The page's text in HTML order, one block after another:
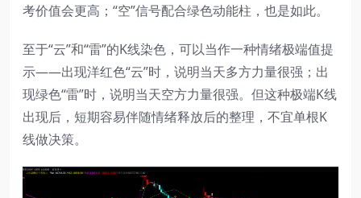
考价值会更高；“空”信号配合绿色动能柱，也是如此。
至于“云”和“雷”的K线染色，可以当作一种情绪极端值提
示——出现洋红色“云”时，说明当天多方力量很强；出
现绿色“雷”时，说明当天空方力量很强。但这种极端K线
出现后，短期容易伴随情绪释放后的整理，不宜单根K
线做决策。